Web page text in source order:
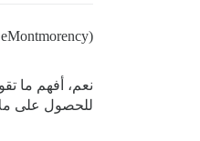
نعم، أفهم ما
للحصول على